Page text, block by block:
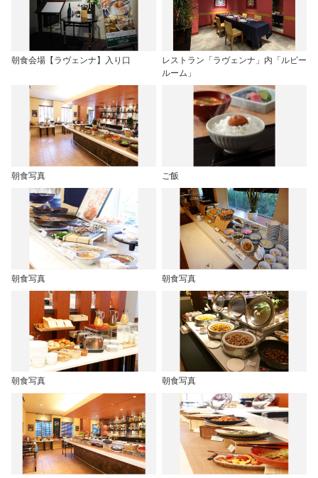
朝食会場【ラヴェンナ】入り口
レストラン「ラヴェンナ」内「ルビー
ルーム」
朝食写真 ご飯
朝食写真 朝食写真
朝食写真 朝食写真